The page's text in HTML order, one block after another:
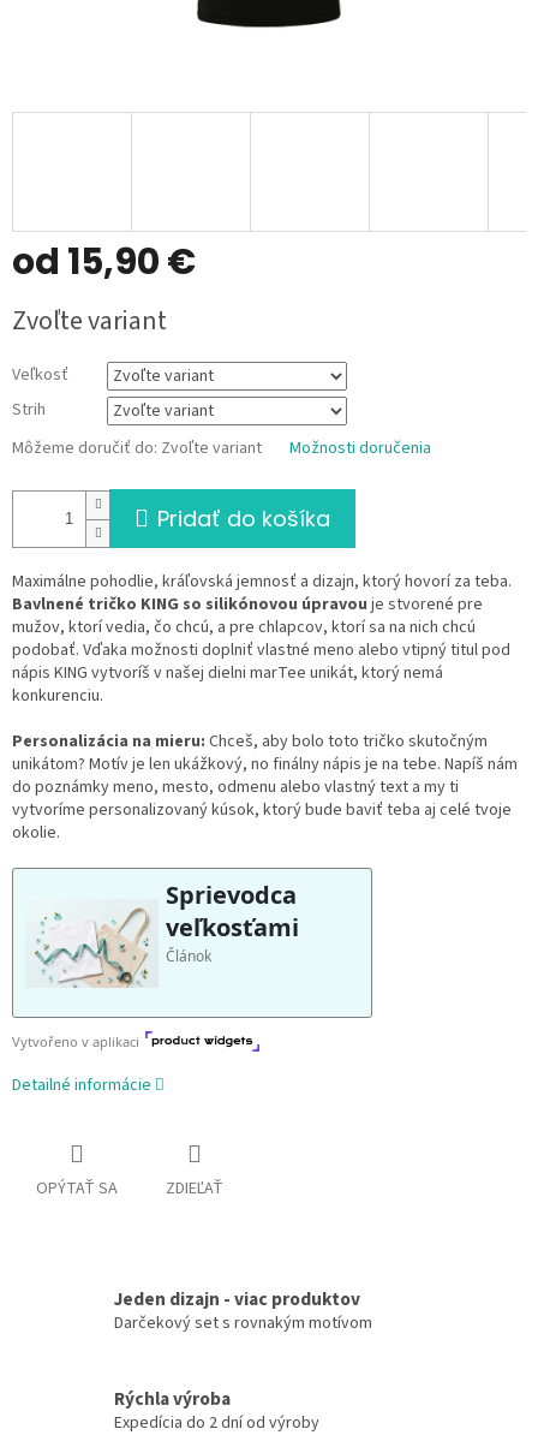
od 15,90 €
cena:
Zvoľte variant
Veľkosť
Strih
Môžeme doručiť do: Zvoľte variant Možnosti doručenia
Pridať do košíka
Maximálne pohodlie, kráľovská jemnosť a dizajn, ktorý hovorí za teba.
Bavlnené tričko KING so silikónovou úpravou je stvorené pre
mužov, ktorí vedia, čo chcú, a pre chlapcov, ktorí sa na nich chcú
podobať. Vďaka možnosti doplniť vlastné meno alebo vtipný titul pod
nápis KING vytvoríš v našej dielni marTee unikát, ktorý nemá
konkurenciu.
Personalizácia na mieru: Chceš, aby bolo toto tričko skutočným
unikátom? Motív je len ukážkový, no finálny nápis je na tebe. Napíš nám
do poznámky meno, mesto, odmenu alebo vlastný text a my ti
vytvoríme personalizovaný kúsok, ktorý bude baviť teba aj celé tvoje
okolie.
Detailné informácie
OPÝTAŤ SA ZDIEĽAŤ
Jeden dizajn - viac produktov
Darčekový set s rovnakým motívom
Rýchla výroba
Expedícia do 2 dní od výroby